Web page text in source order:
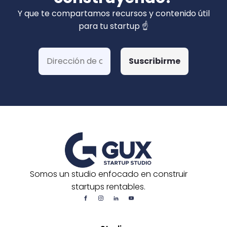
privados). Hemos ganado más de 15 fondos
de Corfo y 3 Startups Chile, además de otras
postulaciones o convocatorias.
Y que te compartamos recursos y contenido útil
para tu startup ☝️
Somos un studio enfocado en construir
startups rentables.